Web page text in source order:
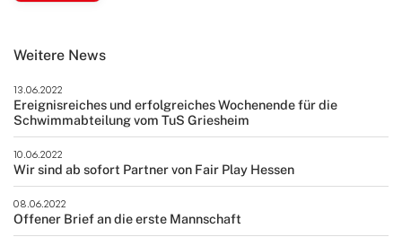
Weitere News
13.06.2022
Ereignisreiches und erfolgreiches Wochenende für die
Schwimmabteilung vom TuS Griesheim
10.06.2022
Wir sind ab sofort Partner von Fair Play Hessen
08.06.2022
Offener Brief an die erste Mannschaft